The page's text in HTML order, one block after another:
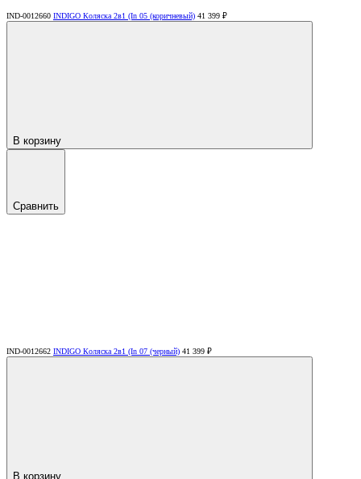
IND-0012660 INDIGO Коляска 2в1 (In 05 (коричневый) 41 399 ₽
В корзину
Сравнить
IND-0012662 INDIGO Коляска 2в1 (In 07 (черный) 41 399 ₽
В корзину